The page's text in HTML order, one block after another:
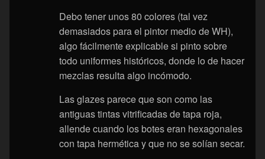
Debo tener unos 80 colores (tal vez
demasiados para el pintor medio de WH),
algo fácilmente explicable si pinto sobre
todo uniformes históricos, donde lo de hacer
mezclas resulta algo incómodo.
Las glazes parece que son como las
antiguas tintas vitrificadas de tapa roja,
allende cuando los botes eran hexagonales
con tapa hermética y que no se solían secar.